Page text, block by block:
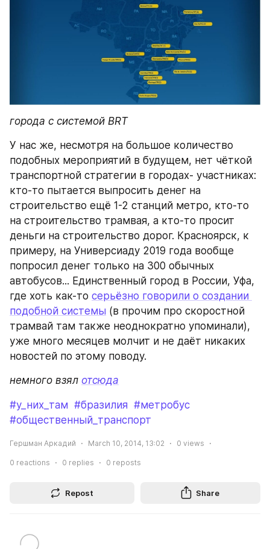
города с системой BRT
У нас же, несмотря на большое количество
подобных мероприятий в будущем, нет чёткой
транспортной стратегии в городах- участниках:
кто-то пытается выпросить денег на
строительство ещё 1-2 станций метро, кто-то
на строительство трамвая, а кто-то просит
деньги на строительство дорог. Красноярск, к
примеру, на Универсиаду 2019 года вообще
попросил денег только на 300 обычных
автобусов... Единственный город в России, Уфа,
где хоть как-то серьёзно говорили о создании
подобной системы (в прочим про скоростной
трамвай там также неоднократно упоминали),
уже много месяцев молчит и не даёт никаких
новостей по этому поводу.
немного взял отсюда
#у_них_там #бразилия #метробус
#общественный_транспорт
Гершман Аркадий March 10, 2014, 13:02 0 views
0 reactions 0 replies 0 reposts
Repost Share